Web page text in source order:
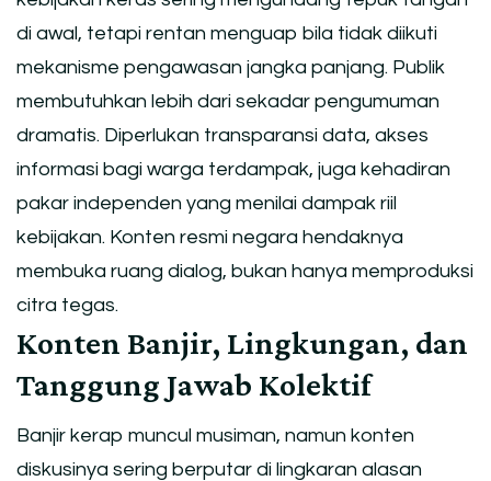
di awal, tetapi rentan menguap bila tidak diikuti
mekanisme pengawasan jangka panjang. Publik
membutuhkan lebih dari sekadar pengumuman
dramatis. Diperlukan transparansi data, akses
informasi bagi warga terdampak, juga kehadiran
pakar independen yang menilai dampak riil
kebijakan. Konten resmi negara hendaknya
membuka ruang dialog, bukan hanya memproduksi
citra tegas.
Konten Banjir, Lingkungan, dan
Tanggung Jawab Kolektif
Banjir kerap muncul musiman, namun konten
diskusinya sering berputar di lingkaran alasan